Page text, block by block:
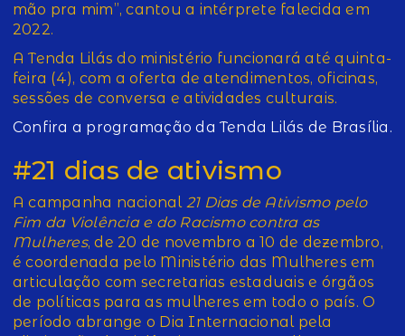
mão pra mim”, cantou a intérprete falecida em
2022.
A Tenda Lilás do ministério funcionará até quinta-
feira (4), com a oferta de atendimentos, oficinas,
sessões de conversa e atividades culturais.
Confira a programação da Tenda Lilás de Brasília.
#21 dias de ativismo
A campanha nacional 21 Dias de Ativismo pelo
Fim da Violência e do Racismo contra as
Mulheres, de 20 de novembro a 10 de dezembro,
é coordenada pelo Ministério das Mulheres em
articulação com secretarias estaduais e órgãos
de políticas para as mulheres em todo o país. O
período abrange o Dia Internacional pela